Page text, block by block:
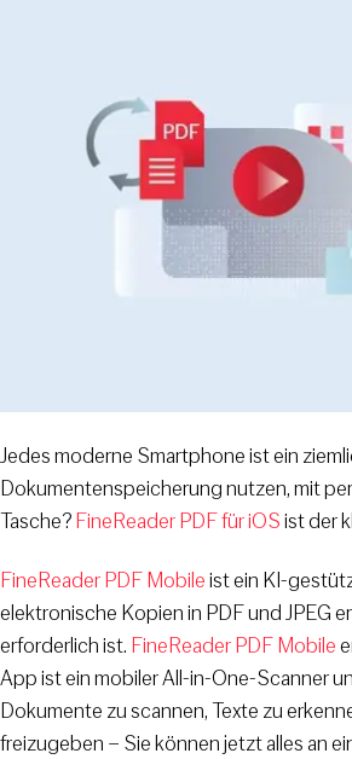
Jedes moderne Smartphone ist ein
Dokumentenspeicherung nutzen, mit
Tasche?FineReader PDF für iOSist der
FineReader PDF Mobileist ein KI-
elektronische Kopien in PDF und JPEG
erforderlich ist. FineReader PDF Mobile
App ist ein mobiler All-in-One-Scanner
Dokumente zu scannen, Texte zu
freizugeben – Sie können jetzt alles an